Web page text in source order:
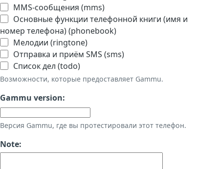
MMS-сообщения (mms)
Основные функции телефонной книги (имя и
номер телефона) (phonebook)
Мелодии (ringtone)
Отправка и приём SMS (sms)
Список дел (todo)
Возможности, которые предоставляет Gammu.
Gammu version:
Версия Gammu, где вы протестировали этот телефон.
Note: